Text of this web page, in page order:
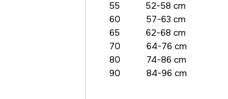
55 52-58 cm
60 57-63 cm
65 62-68 cm
70 64-76 cm
80 74-86 cm
90 84-96 cm